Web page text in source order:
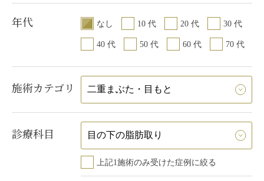
年代 なし 10 代 20 代 30 代
40 代 50 代 60 代 70 代
施術カテゴリ
診療科目
上記1施術のみ受けた症例に絞る